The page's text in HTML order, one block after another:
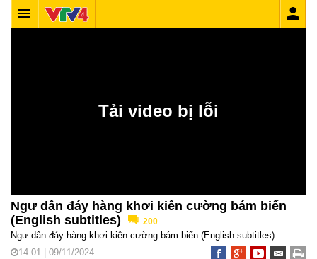
Ngư dân đáy hàng khơi kiên cường bám biển
(English subtitles)
200
Ngư dân đáy hàng khơi kiên cường bám biển (English subtitles)
14:01 | 09/11/2024